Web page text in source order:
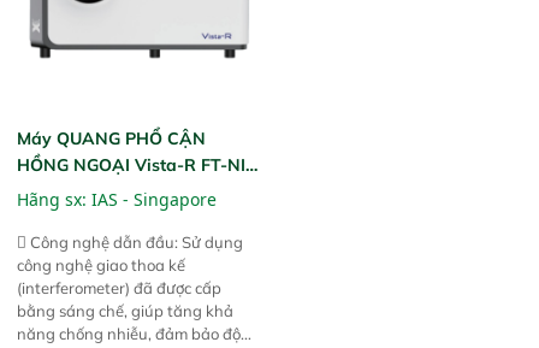
Máy QUANG PHỔ CẬN
HỒNG NGOẠI Vista-R FT-NIR
(Vista-R FT-NIR Analyzer)
Hãng sx: IAS - Singapore
 Công nghệ dẫn đầu: Sử dụng
công nghệ giao thoa kế
(interferometer) đã được cấp
bằng sáng chế, giúp tăng khả
năng chống nhiễu, đảm bảo độ